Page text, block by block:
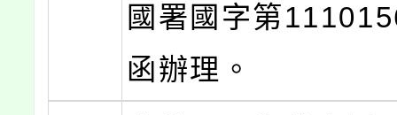
國署國字第
函辦理。